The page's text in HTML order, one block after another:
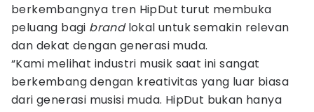
berkembangnya tren HipDut turut membuka
peluang bagi brandlokal untuk semakin relevan
dan dekat dengan generasi muda.
“Kami melihat industri musik saat ini sangat
berkembang dengan kreativitas yang luar biasa
dari generasi musisi muda. HipDut bukan hanya